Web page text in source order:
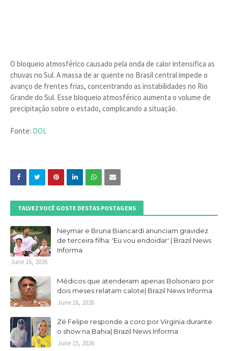
O bloqueio atmosférico causado pela onda de calor intensifica as
chuvas no Sul. A massa de ar quente no Brasil central impede o
avanço de frentes frias, concentrando as instabilidades no Rio
Grande do Sul. Esse bloqueio atmosférico aumenta o volume de
precipitação sobre o estado, complicando a situação.
Fonte: DOL
TALVEZ VOCÊ GOSTE DESTAS POSTAGENS
Neymar e Bruna Biancardi anunciam gravidez
de terceira filha: 'Eu vou endoidar' | Brazil News
Informa
June 16, 2026
Médicos que atenderam apenas Bolsonaro por
dois meses relatam calote| Brazil News Informa
June 16, 2026
Zé Felipe responde a coro por Virginia durante
o show na Bahia| Brazil News Informa
June 15, 2026